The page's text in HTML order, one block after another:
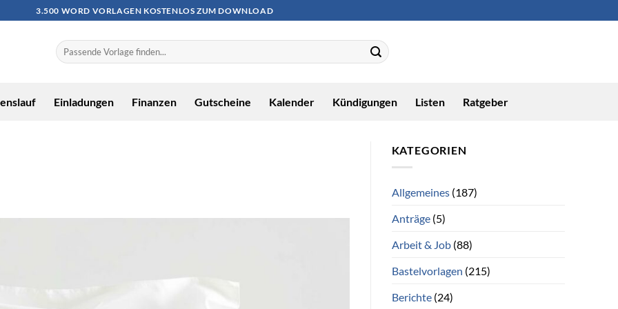
3.500 WORD VORLAGEN KOSTENLOS ZUM DOWNLOAD
Einladungen Finanzen Gutscheine Kalender Kündigungen Listen Ratgeber
KATEGORIEN
Allgemeines(187)
Anträge(5)
Arbeit & Job(88)
Bastelvorlagen (215)
Berichte(24)